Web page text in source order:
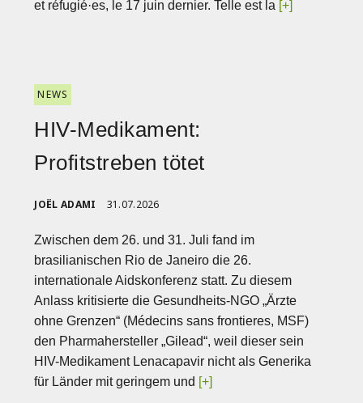
et réfugié·es, le 17 juin dernier. Telle est la [+]
NEWS
HIV-Medikament:
Profitstreben tötet
JOËL ADAMI 31.07.2026
Zwischen dem 26. und 31. Juli fand im
brasilianischen Rio de Janeiro die 26.
internationale Aidskonferenz statt. Zu diesem
Anlass kritisierte die Gesundheits-NGO „Ärzte
ohne Grenzen“ (Médecins sans frontieres, MSF)
den Pharmahersteller „Gilead“, weil dieser sein
HIV-Medikament Lenacapavir nicht als Generika
für Länder mit geringem und [+]